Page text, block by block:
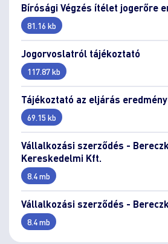
Bírósági Végzés ítélet jogerőre
81.16 kb
Jogorvoslatról tájékoztató
117.87 kb
Tájékoztató az eljárás
69.15 kb
Vállalkozási szerződés -
Kereskedelmi Kft.
8.4 mb
Vállalkozási szerződés -
8.4 mb